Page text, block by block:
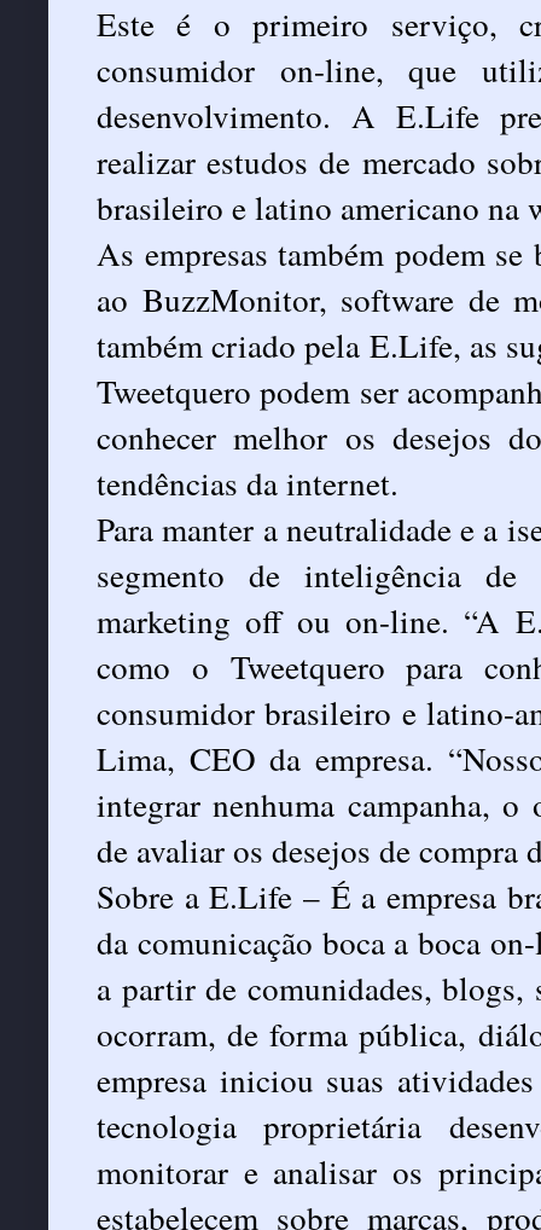
Este é o primeiro serviço,
consumidor on-line, que
desenvolvimento. A E.Life
realizar estudos de mercado
brasileiro e latino americano na
As empresas também podem
ao BuzzMonitor, software de
também criado pela E.Life, as
Tweetquero podem ser
conhecer melhor os desejos
tendências da internet.
Para manter a neutralidade e a
segmento de inteligência de
marketing off ou on-line. “A
como o Tweetquero para
consumidor brasileiro e latino-
Lima, CEO da empresa.
integrar nenhuma campanha,
de avaliar os desejos de compra
Sobre a E.Life – É a empresa
da comunicação boca a boca
a partir de comunidades, blogs,
ocorram, de forma pública,
empresa iniciou suas
tecnologia proprietária
monitorar e analisar os
estabelecem sobre marcas,